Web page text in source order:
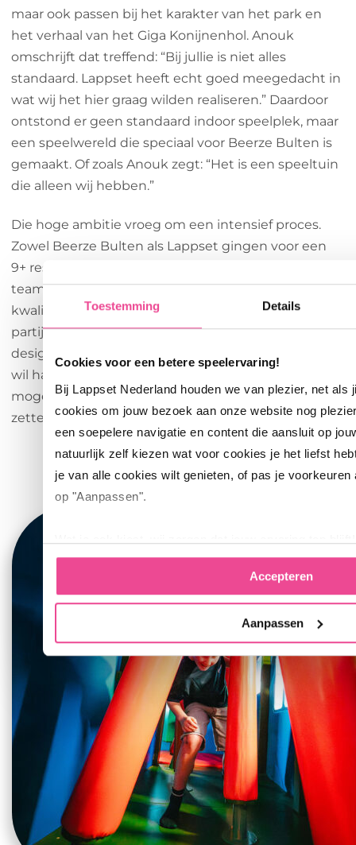
Toestemming Details
Cookies voor een betere speelervaring!
Bij Lappset Nederland houden we van plezier, net als
cookies om jouw bezoek aan onze website nog
een soepelere navigatie en content die aansluit op
natuurlijk zelf kiezen wat voor cookies je het liefst
je van alle cookies wilt genieten, of pas je voorkeuren
op "Aanpassen".
Accepteren
Aanpassen
maar ook passen bij het karakter van het park en
het verhaal van het Giga Konijnenhol. Anouk
omschrijft dat treffend: “Bij jullie is niet alles
standaard. Lappset heeft echt goed meegedacht in
wat wij het hier graag wilden realiseren.” Daardoor
ontstond er geen standaard indoor speelplek, maar
een speelwereld die speciaal voor Beerze Bulten is
gemaakt. Of zoals Anouk zegt: “Het is een speeltuin
die alleen wij hebben.”
Die hoge ambitie vroeg om een intensief proces.
Zowel Beerze Bulten als Lappset gingen voor een
9+ resultaat. Van ontwerp tot realisatie bleef het
team scherp op beleving, veiligheid, planning en
kwaliteit. Anouk: “Ik krijg heel veel energie van een
partij die ook een 9+ wil halen, die mee wil in ons
design en storytelling en daar ook het maximale uit
wil halen.” Precies die gedeelde ambitie maakte het
mogelijk om in korte tijd een groot idee om te
zetten in een speelplek die klopt tot in de details.